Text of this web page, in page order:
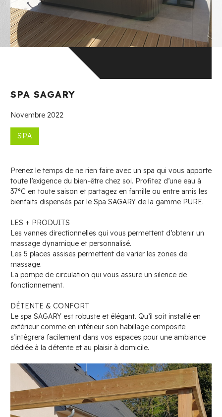
SPA SAGARY
Novembre 2022
SPA
Prenez le temps de ne rien faire avec un spa qui vous apporte
toute l’exigence du bien-être chez soi. Profitez d’une eau à
37°C en toute saison et partagez en famille ou entre amis les
bienfaits dispensés par le Spa SAGARY de la gamme PURE.
LES + PRODUITS
Les vannes directionnelles qui vous permettent d’obtenir un
massage dynamique et personnalisé.
Les 5 places assises permettent de varier les zones de
massage.
La pompe de circulation qui vous assure un silence de
fonctionnement.
DÉTENTE & CONFORT
Le spa SAGARY est robuste et élégant. Qu’il soit installé en
extérieur comme en intérieur son habillage composite
s’intégrera facilement dans vos espaces pour une ambiance
dédiée à la détente et au plaisir à domicile.